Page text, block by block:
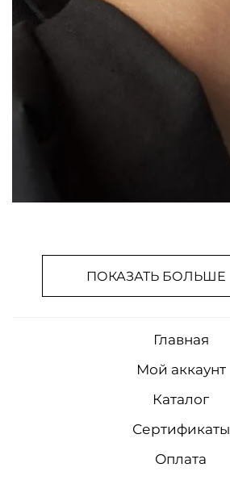
ПОКАЗАТЬ БОЛЬШЕ
Главная
Мой аккаунт
Каталог
Сертификаты
Оплата